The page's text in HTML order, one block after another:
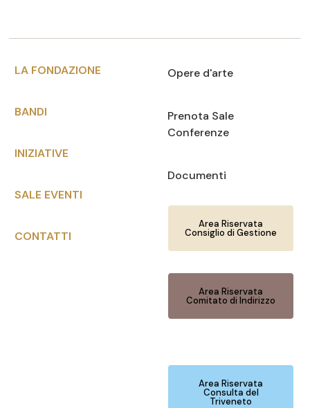
LA FONDAZIONE
BANDI
INIZIATIVE
SALE EVENTI
CONTATTI
Opere d'arte
Prenota Sale
Conferenze
Documenti
Area Riservata
Consiglio di Gestione
Area Riservata
Comitato di Indirizzo
Area Riservata
Consulta del
Triveneto